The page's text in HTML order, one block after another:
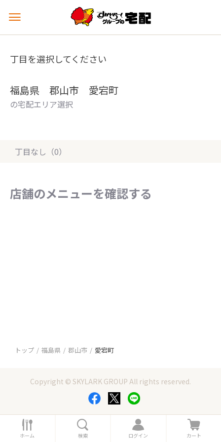
メ
ュ
を
丁目を選択してください
福島県 郡山市 愛宕町
の宅配エリア選択
丁目なし（0）
店舗のメニューを確認する
トップ 福島県 郡山市 愛宕町
Copyright © SKYLARK GROUP All rights reserved.
ホ
ー
ホーム 索
検索
ロ
グ
ログイン
カ
ー
カート